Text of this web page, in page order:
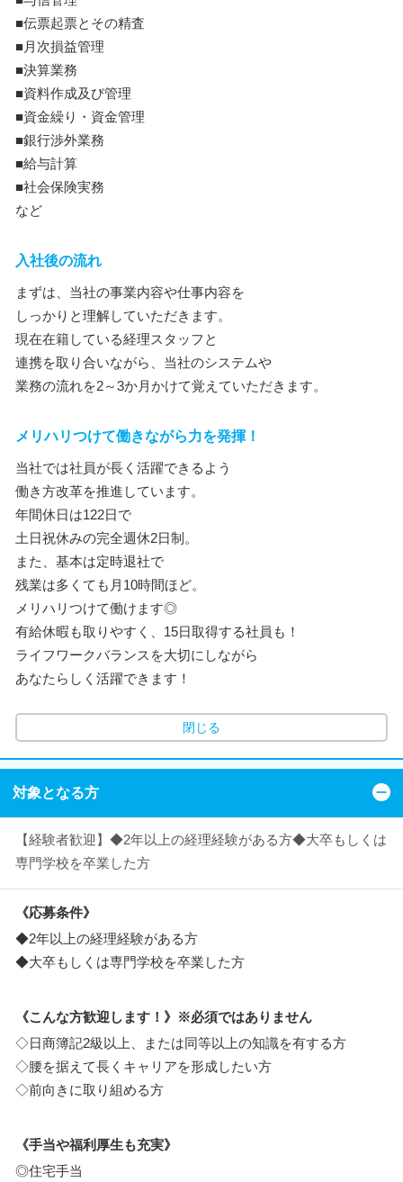
■伝票起票とその精査
■月次損益管理
■決算業務
■資料作成及び管理
■資金繰り・資金管理
■銀行渉外業務
■給与計算
■社会保険実務
など
入社後の流れ
まずは、当社の事業内容や仕事内容を
しっかりと理解していただきます。
現在在籍している経理スタッフと
連携を取り合いながら、当社のシステムや
業務の流れを2～3か月かけて覚えていただきます。
メリハリつけて働きながら力を発揮！
当社では社員が長く活躍できるよう
働き方改革を推進しています。
年間休日は122日で
土日祝休みの完全週休2日制。
また、基本は定時退社で
残業は多くても月10時間ほど。
メリハリつけて働けます◎
有給休暇も取りやすく、15日取得する社員も！
ライフワークバランスを大切にしながら
あなたらしく活躍できます！
閉じる
対象となる方
【経験者歓迎】◆2年以上の経理経験がある方◆大卒もしくは
専門学校を卒業した方
《応募条件》
◆2年以上の経理経験がある方
◆大卒もしくは専門学校を卒業した方
《こんな方歓迎します！》※必須ではありません
◇日商簿記2級以上、または同等以上の知識を有する方
◇腰を据えて長くキャリアを形成したい方
◇前向きに取り組める方
《手当や福利厚生も充実》
◎住宅手当